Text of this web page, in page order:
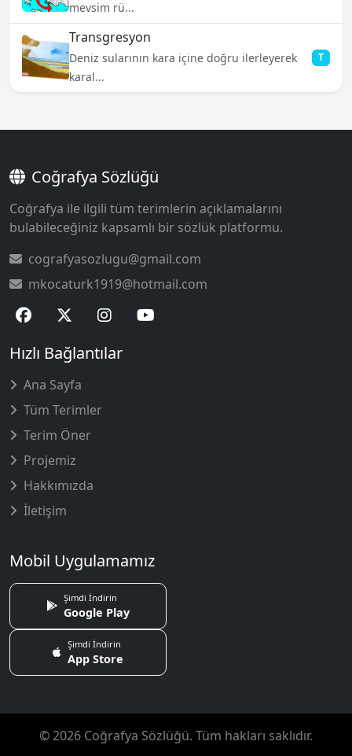
mevsim rü...
Transgresyon
Deniz sularının kara içine doğru ilerleyerek
karal...
T
Coğrafya Sözlüğü
Coğrafya ile ilgili tüm terimlerin açıklamalarını
bulabileceğiniz kapsamlı bir sözlük platformu.
cografyasozlugu@gmail.com
mkocaturk1919@hotmail.com
Hızlı Bağlantılar
Ana Sayfa
Tüm Terimler
Terim Öner
Projemiz
Hakkımızda
İletişim
Mobil Uygulamamız
Şimdi İndirin
Google Play
Şimdi İndirin
App Store
© 2026 Coğrafya Sözlüğü. Tüm hakları saklıdır.